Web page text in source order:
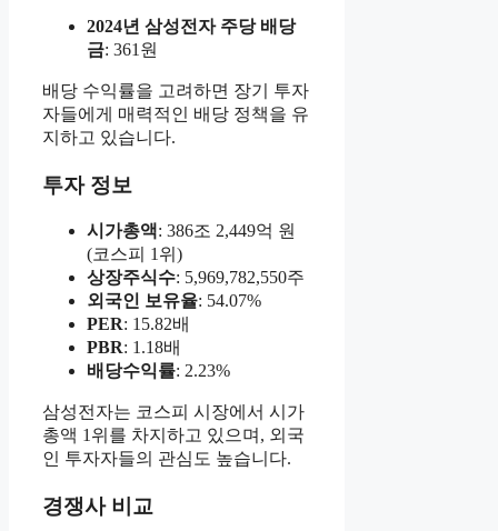
2024년 삼성전자 주당 배당
금: 361원
배당 수익률을 고려하면 장기 투자
자들에게 매력적인 배당 정책을 유
지하고 있습니다.
투자 정보
시가총액: 386조 2,449억 원
(코스피 1위)
상장주식수: 5,969,782,550주
외국인 보유율: 54.07%
PER: 15.82배
PBR: 1.18배
배당수익률: 2.23%
삼성전자는 코스피 시장에서 시가
총액 1위를 차지하고 있으며, 외국
인 투자자들의 관심도 높습니다.
경쟁사 비교